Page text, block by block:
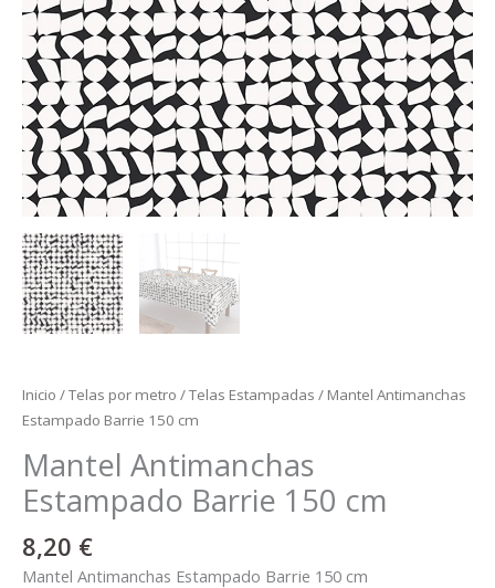
Inicio /Telas por metro /Telas Estampadas / Mantel Antimanchas
Estampado Barrie 150 cm
Mantel Antimanchas
Estampado Barrie 150 cm
8,20 €
Mantel Antimanchas Estampado Barrie 150 cm